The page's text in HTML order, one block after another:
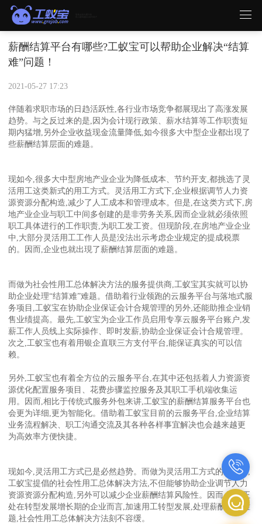
薪酬结算平台有哪些?工蚁宝可以帮助企业解决“结算
难”问题！
2021-05-27 17:23
伴随着求职市场的日趋活跃性,各行业市场竞争都展现出了高涨发展
趋势。与之反过来的是,因为会计现行政策、薪水结算等工作职责短
期内猛增,另外企业收益现金流量降低,如今很多大中型企业都出現了
些薪酬结算层面的难题。
现如今,很多大中型房地产业企业为降低成本、节约开支,都挑选了灵
活用工这类新式的用工方式。灵活用工方式下,企业根据调节人力资
源资源分配构造,减少了人工成本和管理成本。但是,在这类方式下,房
地产业企业与职工中间多创建的是非劳务关系,因而企业就必须依照
职工具体进行的工作职责,为职工发工资。但现阶段,在房地产业企业
中,大部分灵活用工工作人员是没法出示考虑企业规定的提成税票
的。因而,企业也就出現了薪酬结算层面的难题。
而做为社会性用工总体解决方法的服务提供商,工蚁宝其实就可以协
助企业处理“结算难”难题。借助着行业领跑的云服务平台与落地式服
务项目,工蚁宝在协助企业保证会计合规管理的另外,还能助推企业销
售业绩提高。最先,工蚁宝为企业工作员启用专享云服务平台账户,发
薪工作人员线上实际操作、即时发薪,协助企业保证会计合规管理。
次之,工蚁宝也有着用银企直联三方支付平台,能保证真实的可以信
赖。
另外,工蚁宝也有着全方位的云服务平台,在其中还包括着人力资源资
源优化配置服务项目、花费步骤监控服务及其职工手机端收集运
用。因而,相比于传统式服务外包来讲,工蚁宝的薪酬结算服务平台也
会更为详细,更为智能化。借助着工蚁宝目前的云服务平台,企业结算
业务流程解决、职工沟通交流及其各种各样事宜解决也会越来越更
为高效率方便快捷。
现如今,灵活用工方式已是必然趋势。而做为灵活用工方式的先驱者,
工蚁宝提倡的社会性用工总体解决方法,不但能够协助企业调节人力
资源资源分配构造,另外可以减少企业薪酬结算风险性。因而,针对正
处在转型发展增长期的企业而言,加速用工转型发展,处理薪酬结算难
题,社会性用工总体解决方法刻不容缓。